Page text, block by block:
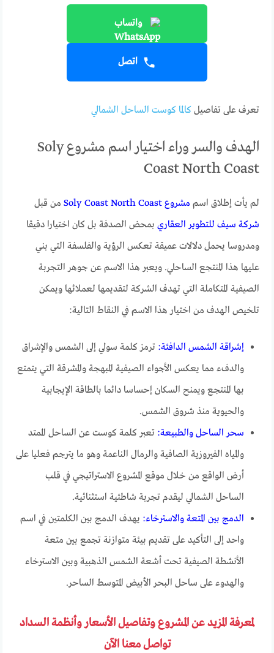
واتساب
اتصل
تعرف على تفاصيلكالما كوست الساحل الشمالي
الهدف والسر وراء اختيار اسم مشروع Soly
Coast North Coast
لم يأت إطلاق اسم مشروع Soly Coast North Coast
من قبل
شركة سيف للتطوير العقاري بمحض الصدفة بل كان اختيارا دقيقا
ومدروسا يحمل دلالات عميقة تعكس الرؤية والفلسفة التي بني
عليها هذا المنتجع الساحلي. ويعبر هذا الاسم عن جوهر التجربة
الصيفية المتكاملة التي تهدف الشركة لتقديمها لعملائها ويمكن
تلخيص الهدف من اختيار هذا الاسم في النقاط التالية:
إشراقة الشمس الدافئة: ترمز كلمة سولي إلى الشمس والإشراق
والدفء مما يعكس الأجواء الصيفية المبهجة والمشرقة التي يتمتع
بها المنتجع ويمنح السكان إحساسا دائما بالطاقة الإيجابية
والحيوية منذ شروق الشمس.
سحر الساحل والطبيعة: تعبر كلمة كوست عن الساحل الممتد
والمياه الفيروزية الصافية والرمال الناعمة وهو ما يترجم فعليا على
أرض الواقع من خلال موقع المشروع الاستراتيجي في قلب
الساحل الشمالي ليقدم تجربة شاطئية استثنائية.
الدمج بين المتعة والاسترخاء: يهدف الدمج بين الكلمتين في اسم
واحد إلى التأكيد على تقديم بيئة متوازنة تجمع بين متعة
الأنشطة الصيفية تحت أشعة الشمس الذهبية وبين الاسترخاء
والهدوء على ساحل البحر الأبيض المتوسط الساحر.
لمعرفة المزيد عن المشروع وتفاصيل الأسعار وأنظمة السداد
تواصل معنا الآن